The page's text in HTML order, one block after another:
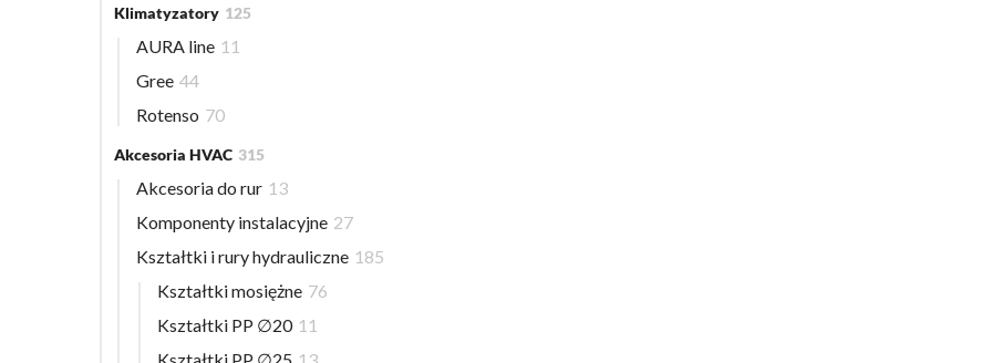
Klimatyzatory 125
AURA line 11
Gree 44
Rotenso 70
Akcesoria HVAC 315
Akcesoria do rur 13
Komponenty instalacyjne 27
Kształtki i rury hydrauliczne 185
Kształtki mosiężne 76
Kształtki PP ∅20 11